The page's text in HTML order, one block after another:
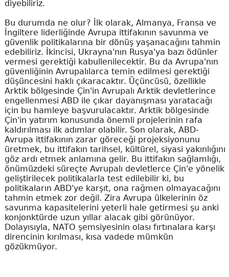
diyebiliriz.
Bu durumda ne olur? İlk olarak, Almanya, Fransa ve
İngiltere liderliğinde Avrupa ittifakının savunma ve
güvenlik politikalarına bir dönüş yaşanacağını tahmin
edebiliriz. İkincisi, Ukrayna'nın Rusya'ya bazı ödünler
vermesi gerektiği kabullenilecektir. Bu da Avrupa'nın
güvenliğinin Avrupalılarca temin edilmesi gerektiği
düşüncesini haklı çıkaracaktır. Üçüncüsü, özellikle
Arktik bölgesinde Çin'in Avrupalı Arktik devletlerince
engellenmesi ABD ile çıkar dayanışması yaratacağı
için bu hamleye başvurulacaktır. Arktik bölgesinde
Çin'in yatırım konusunda önemli projelerinin rafa
kaldırılması ilk adımlar olabilir. Son olarak, ABD-
Avrupa ittifakının zarar göreceği projeksiyonunu
üretmek, bu ittifakın tarihsel, kültürel, siyasi yakınlığını
göz ardı etmek anlamına gelir. Bu ittifakın sağlamlığı,
önümüzdeki süreçte Avrupalı devletlerce Çin'e yönelik
geliştirilecek politikalarla test edilebilir ki, bu
politikaların ABD'ye karşıt, ona rağmen olmayacağını
tahmin etmek zor değil. Zira Avrupa ülkelerinin öz
savunma kapasitelerini yeterli hale getirmesi şu anki
konjonktürde uzun yıllar alacak gibi görünüyor.
Dolayısıyla, NATO şemsiyesinin olası fırtınalara karşı
direncinin kırılması, kısa vadede mümkün
gözükmüyor.